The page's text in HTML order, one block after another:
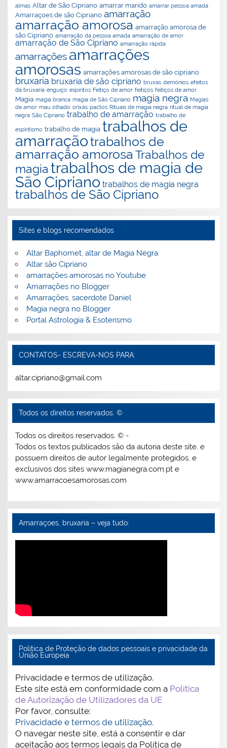
almas Altar de São Cipriano amarrar marido amarrar pessoa amada
Amarraçoes de são Cipriano amarração
amarração amorosa amarração amorosa de
são Cipriano amarração da pessoa amada amarração de amor
amarração de São Cipriano amarração rápida
amarrações amarrações
amorosas amarrações amorosas de são cipriano
bruxaria bruxaria de são cipriano bruxas demónios efeitos
da bruxaria enguiço espiritos Feitiço de amor feitiços feitiços de amor
Magia magia branca magia de São Cipriano magia negra Magias
de amor mau olhado orixás pactos Rituais de magia negra ritual de magia
negra São Cipriano trabalho de amarração trabalho de
espiritismo trabalho de magia trabalhos de
amarraçãotrabalhos de
amarração amorosa Trabalhos de
magia trabalhos de magia de
São Cipriano trabalhos de magia negra
trabalhos de São Cipriano
Sites e blogs recomendados
Altar Baphomet, altar de Magia Negra
Altar são Cipriano
amarrações amorosas no Youtube
Amarrações no Blogger
Amarrações, sacerdote Daniel
Magia negra no Blogger
Portal Astrologia & Esoterismo
CONTATOS- ESCREVA-NOS PARA:
altar.cipriano@gmail.com
Todos os direitos reservados. ©
Todos os direitos reservados. © -
Todos os textos publicados são da autoria deste site, e
possuem direitos de autor legalmente protegidos, e
exclusivos dos sites www.magianegra.com.pt e
www.amarracoesamorosas.com
Amarraçoes, bruxaria – veja tudo:
Politica de Proteção de dados pessoais e privacidade da
União Europeia
Privacidade e termos de utilização.
Este site está em conformidade com a Política
de Autorização de Utilizadores da UE
Por favor, consulte:
Privacidade e termos de utilização.
O navegar neste site, está a consentir e dar
aceitação aos termos legais da Política de